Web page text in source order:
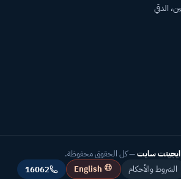
ايجينت سايت— كل الحقوق محفوظة.
الشروط والأحكام English
16062